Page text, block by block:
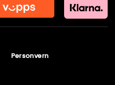
Personvern